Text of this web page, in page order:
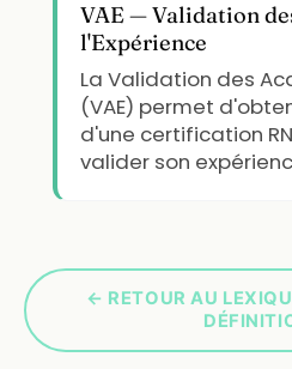
VAE — Validation
l'Expérience
La Validation des
(VAE) permet
d'une certification
valider son
← RETOUR AU